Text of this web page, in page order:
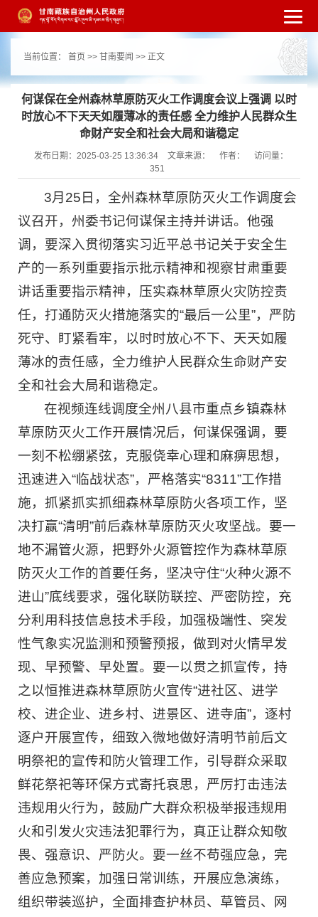
网站无障
碍 打开适老化模式 登录
当前位置： 首页 >> 甘南要闻 >> 正文
何谋保在全州森林草原防灭火工作调度会议上强调 以时
时放心不下天天如履薄冰的责任感 全力维护人民群众生
命财产安全和社会大局和谐稳定
发布日期：2025-03-25 13:36:34 文章来源： 作者：
访问量：
351
3月25日，全州森林草原防灭火工作调度会
议召开，州委书记何谋保主持并讲话。他强
调，要深入贯彻落实习近平总书记关于安全生
产的一系列重要指示批示精神和视察甘肃重要
讲话重要指示精神，压实森林草原火灾防控责
任，打通防灭火措施落实的“最后一公里”，严防
死守、盯紧看牢，以时时放心不下、天天如履
薄冰的责任感，全力维护人民群众生命财产安
全和社会大局和谐稳定。
在视频连线调度全州八县市重点乡镇森林
草原防灭火工作开展情况后，何谋保强调，要
一刻不松绷紧弦，克服侥幸心理和麻痹思想，
迅速进入“临战状态”，严格落实“8311”工作措
施，抓紧抓实抓细森林草原防火各项工作，坚
决打赢“清明”前后森林草原防灭火攻坚战。要一
地不漏管火源，把野外火源管控作为森林草原
防灭火工作的首要任务，坚决守住“火种火源不
进山”底线要求，强化联防联控、严密防控，充
分利用科技信息技术手段，加强极端性、突发
性气象实况监测和预警预报，做到对火情早发
现、早预警、早处置。要一以贯之抓宣传，持
之以恒推进森林草原防火宣传“进社区、进学
校、进企业、进乡村、进景区、进寺庙”，逐村
逐户开展宣传，细致入微地做好清明节前后文
明祭祀的宣传和防火管理工作，引导群众采取
鲜花祭祀等环保方式寄托哀思，严厉打击违法
违规用火行为，鼓励广大群众积极举报违规用
火和引发火灾违法犯罪行为，真正让群众知敬
畏、强意识、严防火。要一丝不苟强应急，完
善应急预案，加强日常训练，开展应急演练，
组织带装巡护，全面排查护林员、草管员、网